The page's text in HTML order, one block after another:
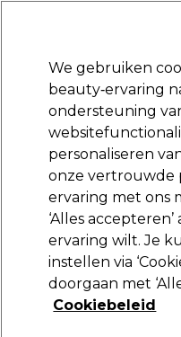
Merken Deals Haar
Na
Sibel Föhnhouder
31,95 €
We gebruiken
beauty‑ervaring
ondersteuning
personaliseren
onze vertrouwde
ervaring met ons
‘Alles
ervaring wilt. Je
instellen via
doorgaan met
Cookiebeleid